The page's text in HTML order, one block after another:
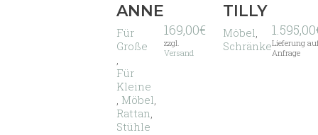
ANNE
Für
Große
,
Für
Kleine
, Möbel,
Rattan,
Stühle
169,00€
zzgl.
Versand
TILLY
Möbel,
Schränke
1.595,00
Lieferung
Anfrage